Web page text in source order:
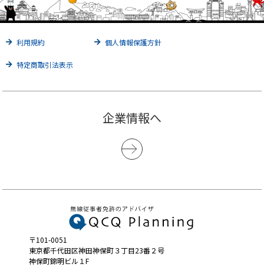
利用規約 個人情報保護方針
特定商取引法表示
企業情報へ
〒101-0051
東京都千代田区神田神保町３丁目23番２号
神保町錦明ビル１F